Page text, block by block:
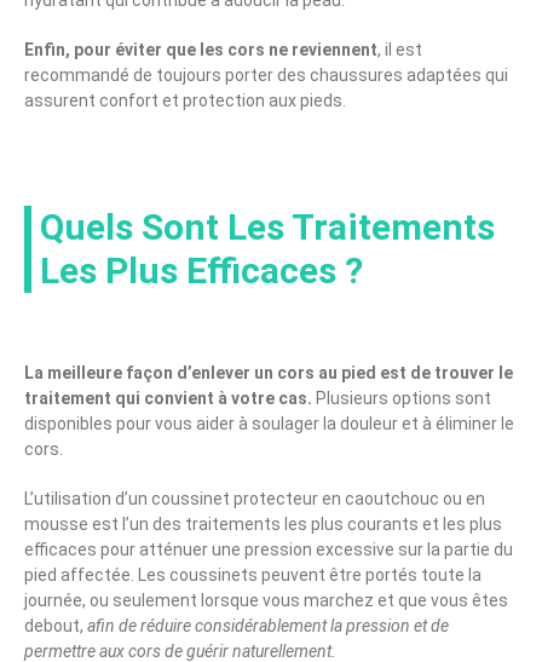
Enfin, pour éviter que les cors ne reviennent, il est
recommandé de toujours porter des chaussures adaptées qui
assurent confort et protection aux pieds.
Quels Sont Les Traitements
Les Plus Efficaces ?
La meilleure façon d’enlever un cors au pied est de trouver le
traitement qui convient à votre cas. Plusieurs options sont
disponibles pour vous aider à soulager la douleur et à éliminer le
cors.
L’utilisation d’un coussinet protecteur en caoutchouc ou en
mousse est l’un des traitements les plus courants et les plus
efficaces pour atténuer une pression excessive sur la partie du
pied affectée. Les coussinets peuvent être portés toute la
journée, ou seulement lorsque vous marchez et que vous êtes
debout, afin de réduire considérablement la pression et de
permettre aux cors de guérir naturellement.